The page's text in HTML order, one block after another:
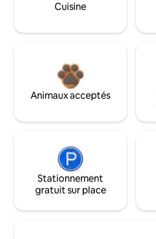
Cuisine
Animaux acceptés
Stationnement
gratuit sur place